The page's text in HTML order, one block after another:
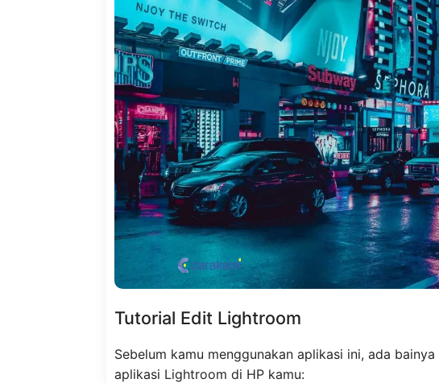
Tutorial Edit Lightroom
Sebelum kamu menggunakan aplikasi ini, ada
aplikasi Lightroom di HP kamu: